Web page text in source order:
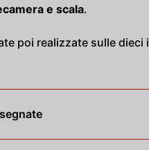
e scala.
poi realizzate sulle dieci